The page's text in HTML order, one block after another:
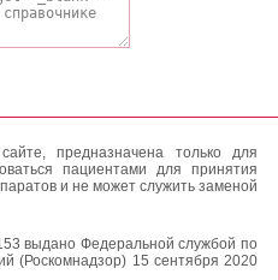
предназначена только для
пациентами для принятия
и не может служить заменой
выдано Федеральной службой по
(Роскомнадзор) 15 сентября 2020